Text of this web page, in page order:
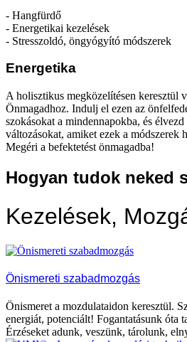
- Hangfürdő
- Energetikai kezelések
- Stresszoldó, öngyógyító módszerek
Energetika
A holisztikus megközelítésen keresztül
Önmagadhoz. Indulj el ezen az
szokásokat a mindennapokba, és
változásokat, amiket ezek a módszerek
Megéri a befektetést önmagadba!
Hogyan tudok neked
Kezelések,
Önismereti szabadmozgás
Önismeret a mozdulataidon keresztül.
energiát, potenciált! Fogantatásunk óta
Érzéseket adunk, veszünk, tárolunk,